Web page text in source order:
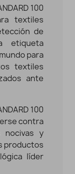
100
textiles
de
etiqueta
para
textiles
ante
100
contra
nocivas y
productos
líder